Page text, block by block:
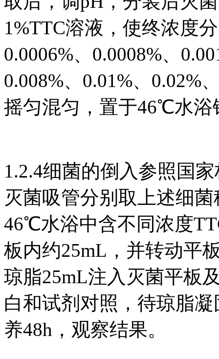
1%TTC溶液，使终浓度
0.0006%、0.0008%、
0.008%、0.01%、0.02%
摇匀混匀，置于46℃水浴
1.2.4细菌的倒入参照国
灭菌吸管分别取上述细
46℃水浴中含不同浓度
板内约25mL，并转动平
琼脂25mL注入灭菌平板
白和试剂对照，待琼脂
养48h，观察结果。